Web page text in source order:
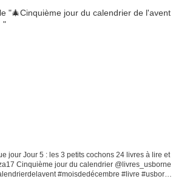
jour Jour 5 : les 3 petits cochons 24 livres à lire et
Cinquième jour du calendrier @livres_usborne
#moisdedécembre #livre #usborne